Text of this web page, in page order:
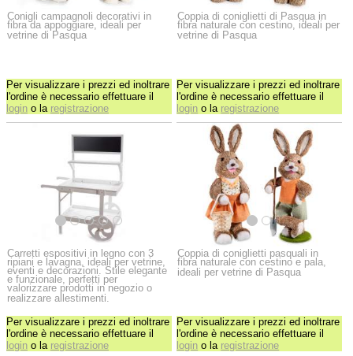
Conigli campagnoli decorativi in
fibra da appoggiare, ideali per
vetrine di Pasqua
Per visualizzare i prezzi ed inoltrare
l'ordine è necessario effettuare il
login o la registrazione
Coppia di coniglietti di Pasqua in
fibra naturale con cestino, ideali per
vetrine di Pasqua
Per visualizzare i prezzi ed inoltrare
l'ordine è necessario effettuare il
login o la registrazione
Carretti espositivi in legno con 3
ripiani e lavagna, ideali per vetrine,
eventi e decorazioni. Stile elegante
e funzionale, perfetti per
valorizzare prodotti in negozio o
realizzare allestimenti.
Per visualizzare i prezzi ed inoltrare
l'ordine è necessario effettuare il
login o la registrazione
Coppia di coniglietti pasquali in
fibra naturale con cestino e pala,
ideali per vetrine di Pasqua
Per visualizzare i prezzi ed inoltrare
l'ordine è necessario effettuare il
login o la registrazione